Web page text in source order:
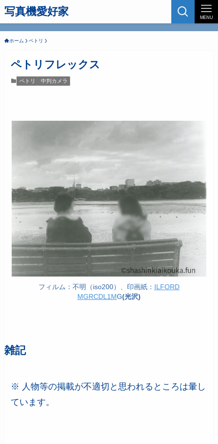
写真機愛好家 MENU
ホーム ペトリ
ペトリフレックス
ペトリ 中判カメラ
フィルム：不明（iso200）、印画紙： ILFORD
MGRCDL1MG(光沢)
雑記
※ 人物等の掲載が不適切と思われるところは暈し
ています。